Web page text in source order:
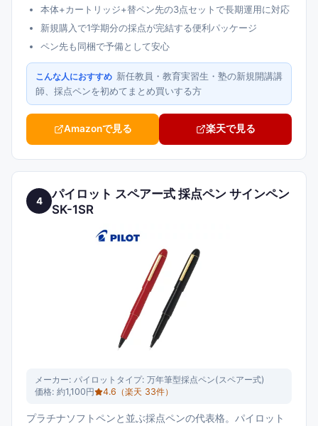
本体+カートリッジ+替ペン先の3点セットで長期運用に対応
新規購入で1学期分の採点が完結する便利パッケージ
ペン先も同梱で予備として安心
こんな人におすすめ 新任教員・教育実習生・塾の新規開講講
師、採点ペンを初めてまとめ買いする方
Amazonで見る 楽天で見る
4
パイロット スペアー式 採点ペン サインペン
SK-1SR
メーカー: パイロット タイプ: 万年筆型採点ペン(スペアー式)
価格: 約1,100円 4.6 （楽天 33件）
プラチナソフトペンと並ぶ採点ペンの代表格。パイロット